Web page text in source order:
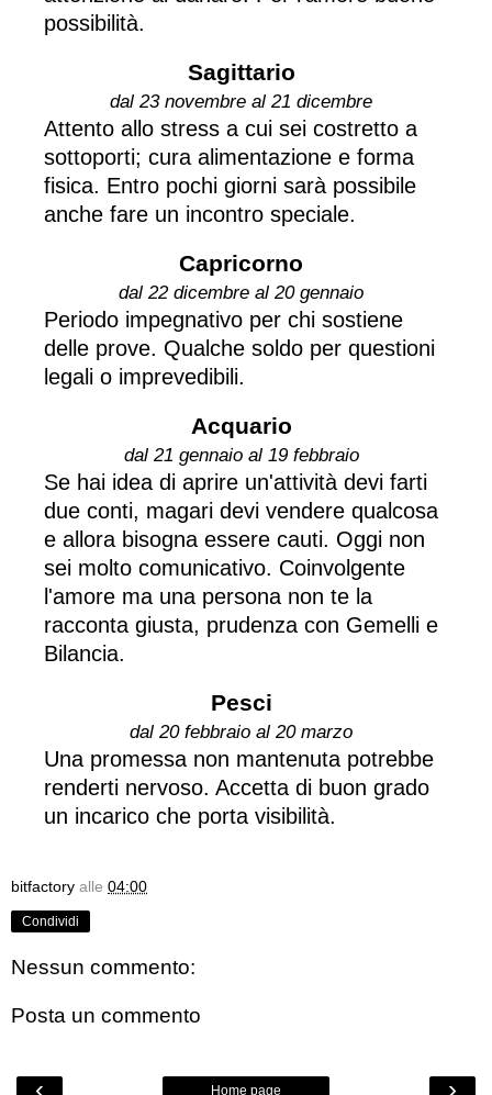
possibilità.
Sagittario
dal 23 novembre al 21 dicembre
Attento allo stress a cui sei costretto a
sottoporti; cura alimentazione e forma
fisica. Entro pochi giorni sarà possibile
anche fare un incontro speciale.
Capricorno
dal 22 dicembre al 20 gennaio
Periodo impegnativo per chi sostiene
delle prove. Qualche soldo per questioni
legali o imprevedibili.
Acquario
dal 21 gennaio al 19 febbraio
Se hai idea di aprire un'attività devi farti
due conti, magari devi vendere qualcosa
e allora bisogna essere cauti. Oggi non
sei molto comunicativo. Coinvolgente
l'amore ma una persona non te la
racconta giusta, prudenza con Gemelli e
Bilancia.
Pesci
dal 20 febbraio al 20 marzo
Una promessa non mantenuta potrebbe
renderti nervoso. Accetta di buon grado
un incarico che porta visibilità.
bitfactory alle 04:00
Condividi
Nessun commento:
Posta un commento
Home page